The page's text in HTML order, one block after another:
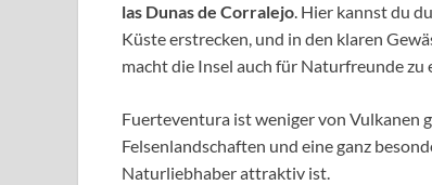
las Dunas de Corralejo. Hier kannst du
Küste erstrecken, und in den klaren
macht die Insel auch für Naturfreunde zu
Fuerteventura ist weniger von Vulkanen
Felsenlandschaften und eine ganz
Naturliebhaber attraktiv ist.